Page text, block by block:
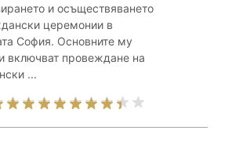
и осъществяването
церемонии в
София. Основните му
включват провеждане на
...